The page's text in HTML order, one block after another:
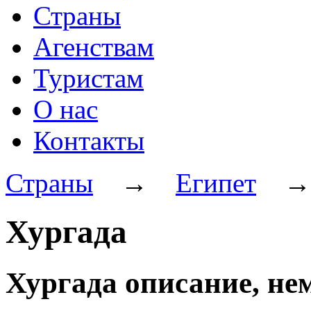
Страны
Агенствам
Туристам
О нас
Контакты
Страны → Египет →
Хургада
Хургада описание,